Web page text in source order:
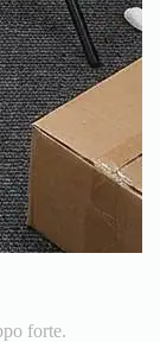
forte.